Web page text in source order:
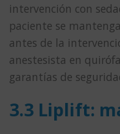
intervención con
paciente se
antes de la
anestesista en
garantías de
3.3 Liplift: